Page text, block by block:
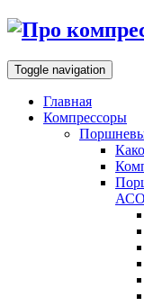
Toggle navigation
Главная
Компрессоры
АСО